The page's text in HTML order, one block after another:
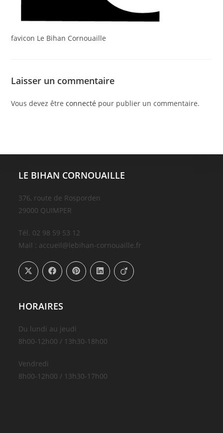
favicon Le Bihan Cornouaille
Laisser un commentaire
Vous devez êtreconnecté pour publier un commentaire.
LE BIHAN CORNOUAILLE
376, route de Rosporden
29000 QUIMPER
Tél. 02 98 59 53 12
Mail : accueil@lebihan-cornouaille.fr
HORAIRES
Du lundi au jeudi
8h00-12h00 / 13h30-18h00
Vendredi
8h00-12h00 / 13h30-17h00